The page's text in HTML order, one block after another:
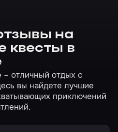
на
квесты в
– отличный отдых с
вы найдете лучшие
приключений